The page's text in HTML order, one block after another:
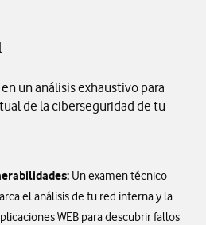
un análisis exhaustivo para
de la ciberseguridad de tu
Un examen técnico
el análisis de tu red interna y la
WEB para descubrir fallos